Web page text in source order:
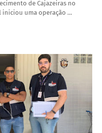
de Cajazeiras no
uma operação …